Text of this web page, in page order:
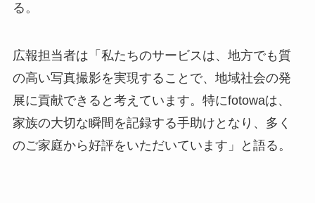
る。
広報担当者は「私たちのサービスは、地方でも質
の高い写真撮影を実現することで、地域社会の発
展に貢献できると考えています。特にfotowaは、
家族の大切な瞬間を記録する手助けとなり、多く
のご家庭から好評をいただいています」と語る。